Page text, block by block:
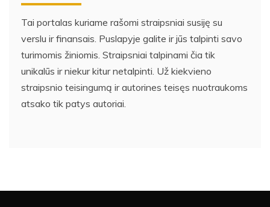
Tai portalas kuriame rašomi straipsniai susiję su
verslu ir finansais. Puslapyje galite ir jūs talpinti savo
turimomis žiniomis. Straipsniai talpinami čia tik
unikalūs ir niekur kitur netalpinti. Už kiekvieno
straipsnio teisingumą ir autorines teisęs nuotraukoms
atsako tik patys autoriai.